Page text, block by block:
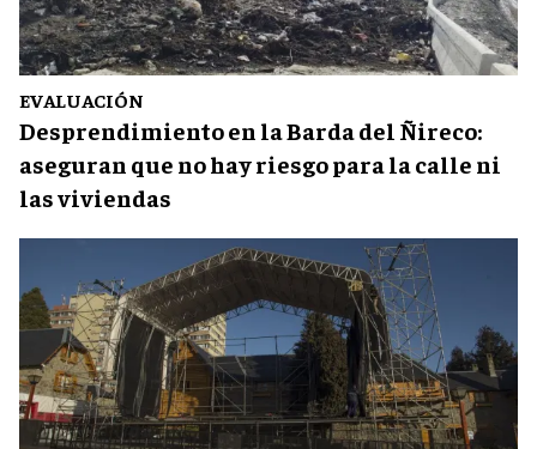
EVALUACIÓN
Desprendimiento en la Barda del Ñireco:
aseguran que no hay riesgo para la calle ni
las viviendas